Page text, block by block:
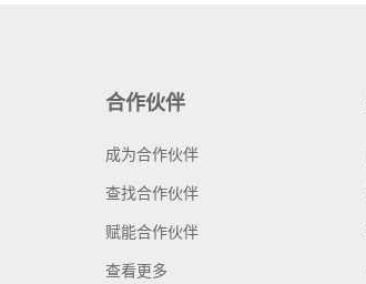
合作伙伴
成为合作伙伴
查找合作伙伴
赋能合作伙伴
查看更多